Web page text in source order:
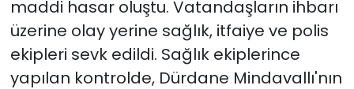
maddi hasar oluştu. Vatandaşların ihbarı
üzerine olay yerine sağlık, itfaiye ve polis
ekipleri sevk edildi. Sağlık ekiplerince
yapılan kontrolde, Dürdane Mindavallı'nın